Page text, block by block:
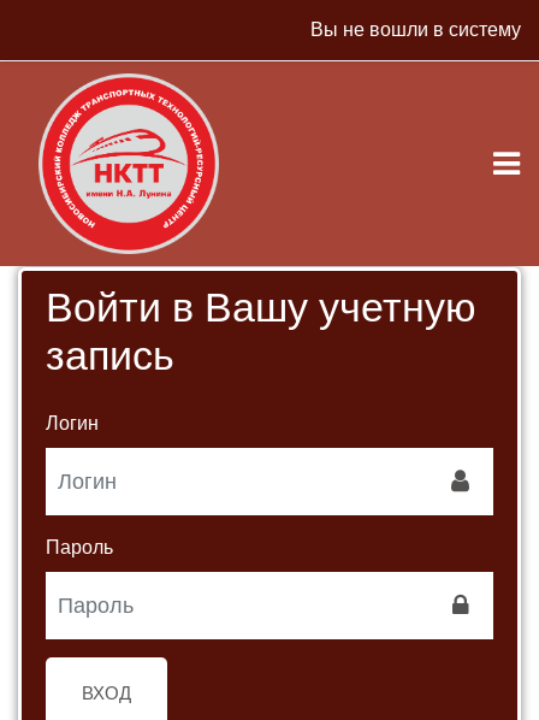
Вы не вошли в систему
Войти в Вашу учетную
запись
Логин
Пароль
ВХОД